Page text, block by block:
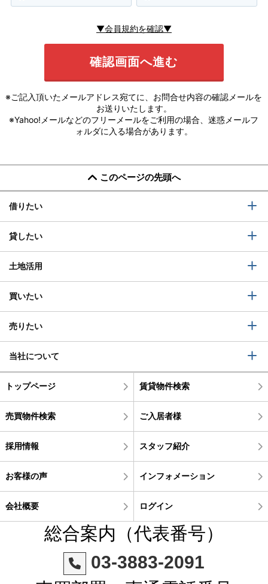
▼会員規約を確認▼
※ご記入頂いたメールアドレス宛てに、お問合せ内容の確認メールを
お送りいたします。
※Yahoo!メールなどのフリーメールをご利用の場合、迷惑メールフ
ォルダに入る場合があります。
このページの先頭へ
借りたい
貸したい
土地活用
買いたい
売りたい
当社について
トップページ 賃貸物件検索
売買物件検索 ご入居者様
採用情報 スタッフ紹介
お客様の声 インフォメーション
会社概要 ログイン
総合案内（代表番号）
03-3883-2091